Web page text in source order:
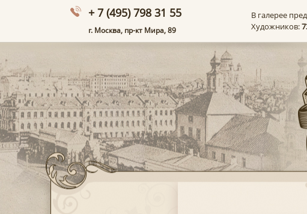
+ 7 (495) 798 31 55
г. Москва, пр-кт Мира, 89
В галерее
Художников: